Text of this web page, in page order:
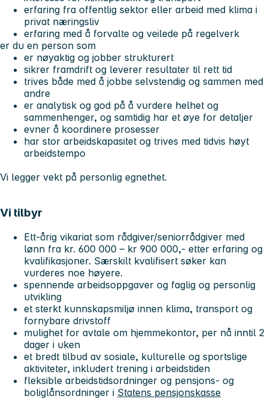
erfaring fra offentlig sektor eller arbeid med klima i
privat næringsliv
erfaring med å forvalte og veilede på regelverk
er du en person som
er nøyaktig og jobber strukturert
sikrer framdrift og leverer resultater til rett tid
trives både med å jobbe selvstendig og sammen med
andre
er analytisk og god på å vurdere helhet og
sammenhenger, og samtidig har et øye for detaljer
evner å koordinere prosesser
har stor arbeidskapasitet og trives med tidvis høyt
arbeidstempo
Vi legger vekt på personlig egnethet.
Vi tilbyr
Ett-årig vikariat som rådgiver/seniorrådgiver med
lønn fra kr. 600 000 – kr 900 000,- etter erfaring og
kvalifikasjoner. Særskilt kvalifisert søker kan
vurderes noe høyere.
spennende arbeidsoppgaver og faglig og personlig
utvikling
et sterkt kunnskapsmiljø innen klima, transport og
fornybare drivstoff
mulighet for avtale om hjemmekontor, per nå inntil 2
dager i uken
et bredt tilbud av sosiale, kulturelle og sportslige
aktiviteter, inkludert trening i arbeidstiden
fleksible arbeidstidsordninger og pensjons- og
boliglånsordninger i Statens pensjonskasse